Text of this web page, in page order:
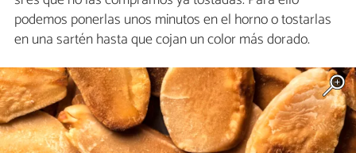
podemos ponerlas unos minutos en el horno o tostarlas
en una sartén hasta que cojan un color más dorado.